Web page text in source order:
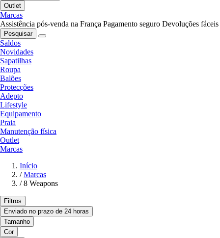
Outlet
Marcas
Assistência pós-venda na França Pagamento seguro Devoluções fáceis
Pesquisar
Saldos
Novidades
Sapatilhas
Roupa
Balões
Protecções
Adepto
Lifestyle
Equipamento
Praia
Manutenção física
Outlet
Marcas
Início
/ Marcas
/ 8 Weapons
Filtros
Enviado no prazo de 24 horas
Tamanho
Cor